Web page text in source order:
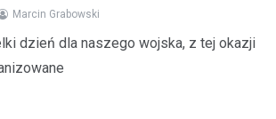
Marcin Grabowski
dzień dla naszego wojska, z tej okazji